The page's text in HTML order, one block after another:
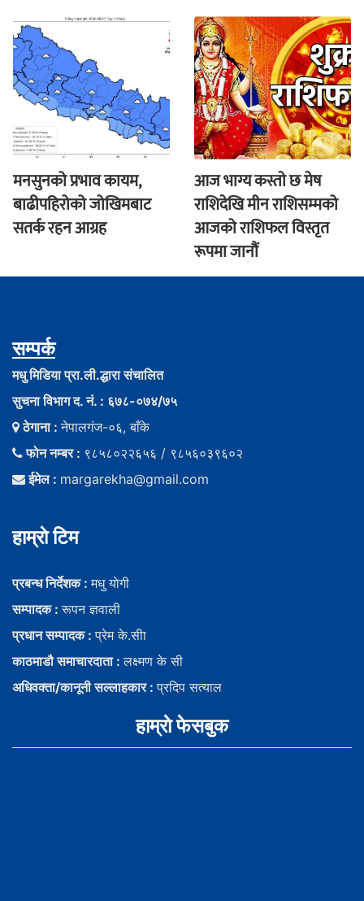
मनसुनको प्रभाव कायम,
बाढीपहिरोको जोखिमबाट
सतर्क रहन आग्रह
आज भाग्य कस्ताे छ मेष
राशिदेखि मीन राशिसम्मको
आजको राशिफल विस्तृत
रूपमा जानौं
सम्पर्क
मधु मिडिया प्रा.ली.द्धारा संचालित
सुचना विभाग द. नं. : ६७८-०७४/७५
ठेगाना :नेपालगंज-०६, बाँके
फोन नम्बर : ९८५८०२२६५६ / ९८५६०३९६०२
ईमेल : margarekha@gmail.com
हाम्राे टिम
प्रबन्ध निर्देशक :मधु याेगी
सम्पादक :रूपन ज्ञवाली
प्रधान सम्पादक :प्रेम के.सीा
काठमाडौ समाचारदाता :लक्ष्मण के सी
अधिवक्ता/कानूनी सल्लाहकार :प्रदिप सत्याल
हाम्राे फेसबुक